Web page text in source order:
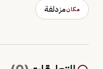
مكانمزدلفة